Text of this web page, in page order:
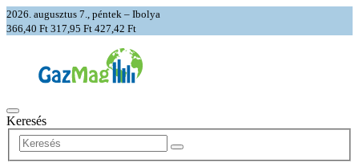
2026. augusztus 7., péntek – Ibolya
366,40 Ft 317,95 Ft 427,42 Ft
Keresés